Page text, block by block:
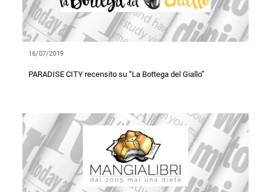
16/07/2019
PARADISE CITY recensito su “La Bottega del Giallo”